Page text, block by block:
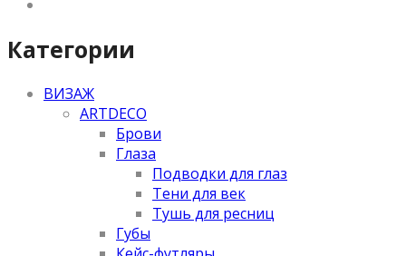
Категории
ВИЗАЖ
ARTDECO
Брови
Глаза
Подводки для глаз
Тени для век
Тушь для ресниц
Губы